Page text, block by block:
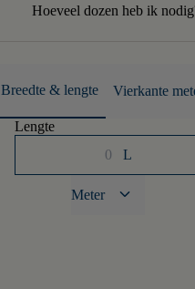
Hoeveel dozen heb ik
Breedte & lengte Vierkante
Lengte
L
Meter keyboard_arrow_down